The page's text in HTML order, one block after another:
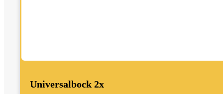
Universalbock 2x